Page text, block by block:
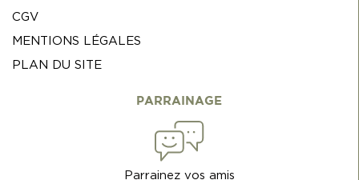
CGV
MENTIONS LÉGALES
PLAN DU SITE
PARRAINAGE
Parrainez vos amis